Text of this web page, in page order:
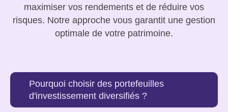
maximiser vos rendements et de réduire vos
risques. Notre approche vous garantit une gestion
optimale de votre patrimoine.
Pourquoi choisir des portefeuilles
d'investissement diversifiés ?